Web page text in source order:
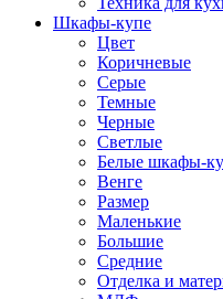
Шкафы-купе
Цвет
Коричневые
Серые
Темные
Черные
Светлые
Белые шкафы-
Венге
Размер
Маленькие
Большие
Средние
Отделка и